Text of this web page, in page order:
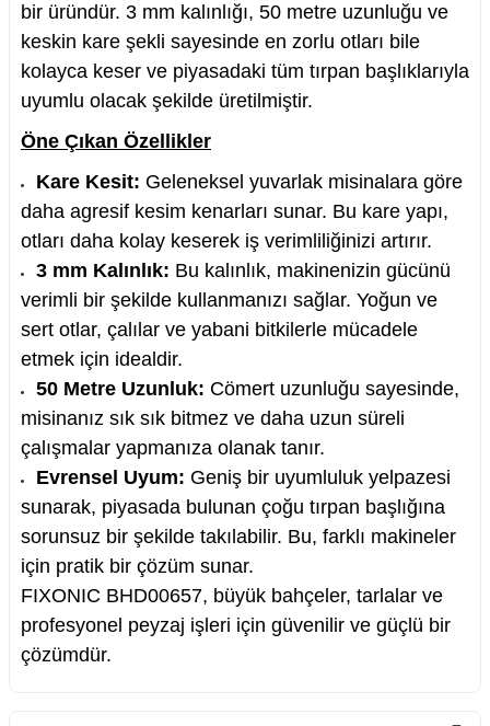
Ucu
ve Lehim Teli
bir üründür. 3 mm kalınlığı, 50 metre uzunluğu ve
keskin kare şekli sayesinde en zorlu otları bile
kolayca keser ve piyasadaki tüm tırpan başlıklarıyla
uyumlu olacak şekilde üretilmiştir.
Öne Çıkan Özellikler
Kare Kesit: Geleneksel yuvarlak misinalara göre
daha agresif kesim kenarları sunar. Bu kare yapı,
otları daha kolay keserek iş verimliliğinizi artırır.
3 mm Kalınlık: Bu kalınlık, makinenizin gücünü
verimli bir şekilde kullanmanızı sağlar. Yoğun ve
sert otlar, çalılar ve yabani bitkilerle mücadele
etmek için idealdir.
50 Metre Uzunluk: Cömert uzunluğu sayesinde,
misinanız sık sık bitmez ve daha uzun süreli
çalışmalar yapmanıza olanak tanır.
Evrensel Uyum: Geniş bir uyumluluk yelpazesi
sunarak, piyasada bulunan çoğu tırpan başlığına
sorunsuz bir şekilde takılabilir. Bu, farklı makineler
için pratik bir çözüm sunar.
FIXONIC BHD00657, büyük bahçeler, tarlalar ve
profesyonel peyzaj işleri için güvenilir ve güçlü bir
çözümdür.